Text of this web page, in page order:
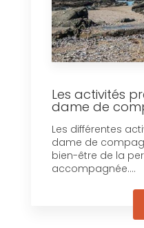
Les activités
dame de
Les différentes
dame de
bien-être de la
accompagnée....